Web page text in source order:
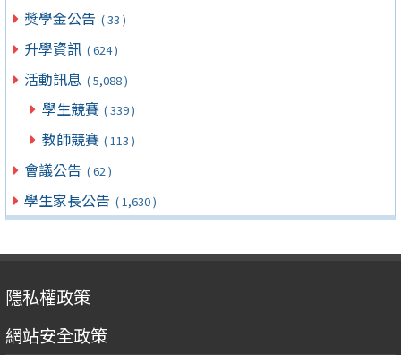
獎學金公告 ( 33 )
升學資訊 ( 624 )
活動訊息 ( 5,088 )
學生競賽 ( 339 )
教師競賽 ( 113 )
會議公告 ( 62 )
學生家長公告 ( 1,630 )
隱私權政策
網站安全政策